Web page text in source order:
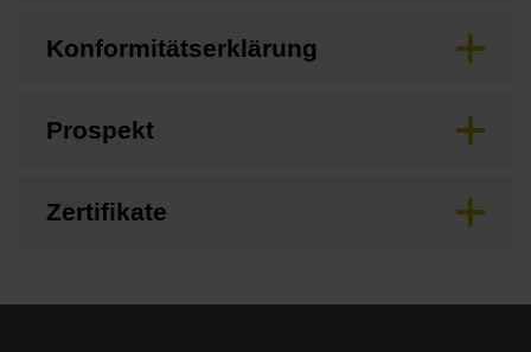
Konformitätserklärung
Prospekt
Zertifikate